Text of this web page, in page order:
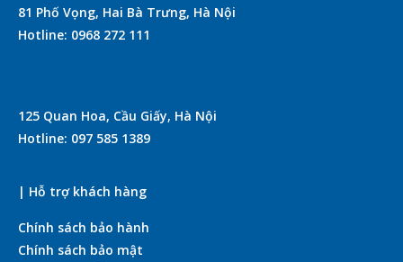
81 Phố Vọng, Hai Bà Trưng, Hà Nội
Hotline: 0968 272 111
125 Quan Hoa, Cầu Giấy, Hà Nội
Hotline: 097 585 1389
| Hỗ trợ khách hàng
Chính sách bảo hành
Chính sách bảo mật